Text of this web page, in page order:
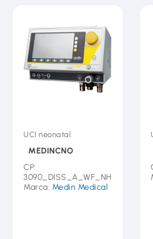
UCI neonatal
MEDINCNO
CP:
3090_DISS_A_WF_NH
Marca: Medin Medical